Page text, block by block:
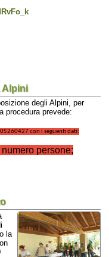
Alpini
degli Alpini, per
procedura prevede:
con i seguenti dati:
persone;
la